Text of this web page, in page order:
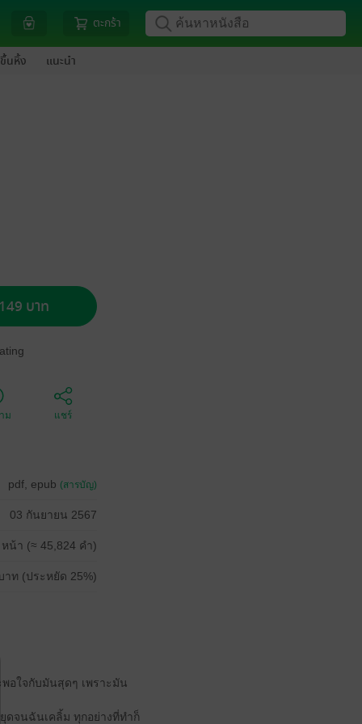
ตะกร้า
นหิ้ง แนะนำ
บาท
ม แชร์
pdf, epub (สารบัญ)
03 กันยายน 2567
น้า (≈ 45,824 คำ)
าท (ประหยัด 25%)
อใจกับมันสุดๆ เพราะมัน
ดจนฉันเคลิ้ม ทุกอย่างที่ทำก็